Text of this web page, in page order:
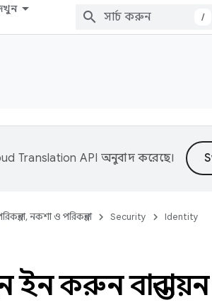
/
Translation API অনুবাদ করেছে।
নকশা ও পরিকল্পনা Security
Identity
ইন করুন